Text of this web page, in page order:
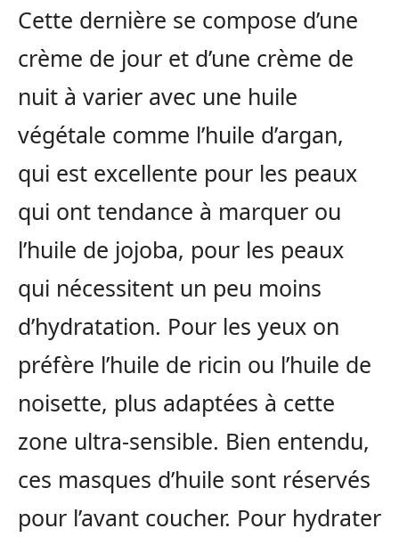
Cette dernière se compose d’une
crème de jour et d’une crème de
nuit à varier avec une huile
végétale comme l’huile d’argan,
qui est excellente pour les peaux
qui ont tendance à marquer ou
l’huile de jojoba, pour les peaux
qui nécessitent un peu moins
d’hydratation. Pour les yeux on
préfère l’huile de ricin ou l’huile de
noisette, plus adaptées à cette
zone ultra-sensible. Bien entendu,
ces masques d’huile sont réservés
pour l’avant coucher. Pour hydrater